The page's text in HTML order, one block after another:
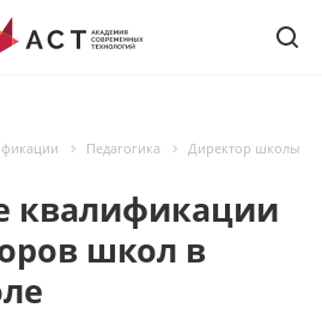
Педагогика
Директор школы
квалификации
школ в